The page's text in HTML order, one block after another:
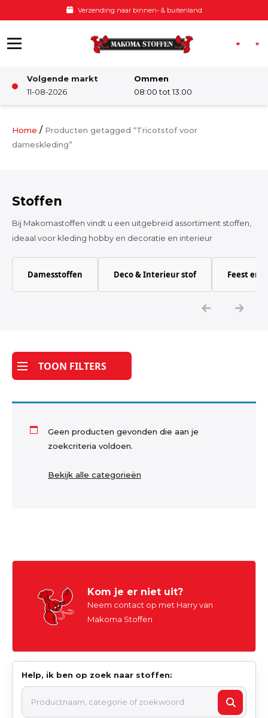
Verzending naar binnen- & buitenland
Volgende markt
11-08-2026
Ommen
08:00 tot 13:00
Damesstoffen
Kinderkamer
Katoen
Tijdpakker stof
Home / Producten getagged “Tricotstof voor
dameskleding”
Stoffen
Bij Makomastoffen vindt u een uitgebreid assortiment stoffen,
ideaal voor kleding hobby en decoratie en interieur
Damesstoffen Deco & Interieur stof Feest en
TOON FILTERS
Geen producten gevonden die aan je
zoekcriteria voldoen.
Bekijk alle categorieën
Kom je er niet uit?
Neem contact op met Harry van
Makoma Stoffen
Help, ik ben op zoek naar stoffen: